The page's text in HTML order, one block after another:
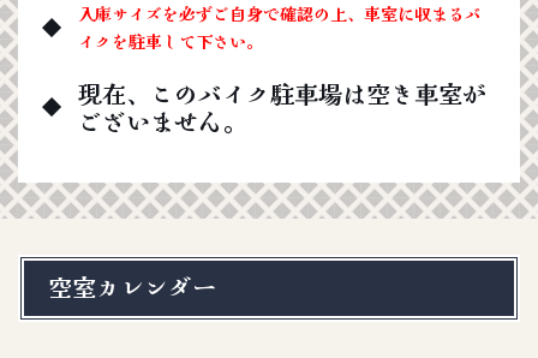
入庫サイズを必ずご自身で確認の上、車室に収まるバ
イクを駐車して下さい。
現在、このバイク駐車場は空き車室が
ございません。
空室カレンダー